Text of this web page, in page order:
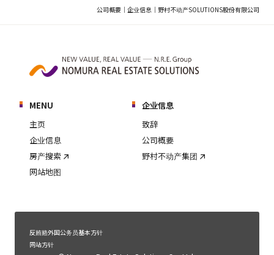
公司概要｜企业信息｜野村不动产SOLUTIONS股份有限公司
MENU
主页
企业信息
房产搜索
网站地图
企业信息
致辞
公司概要
野村不动产集团
反贿赂外国公务员基本方针
网站方针